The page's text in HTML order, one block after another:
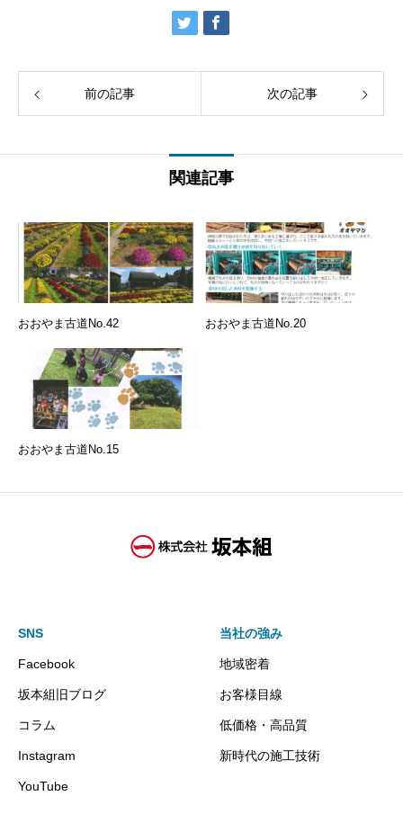
前の記事 次の記事
関連記事
おおやま古道No.42 おおやま古道No.20
おおやま古道No.15
SNS
Facebook
坂本組旧ブログ
コラム
Instagram
YouTube
当社の強み
地域密着
お客様目線
低価格・高品質
新時代の施工技術